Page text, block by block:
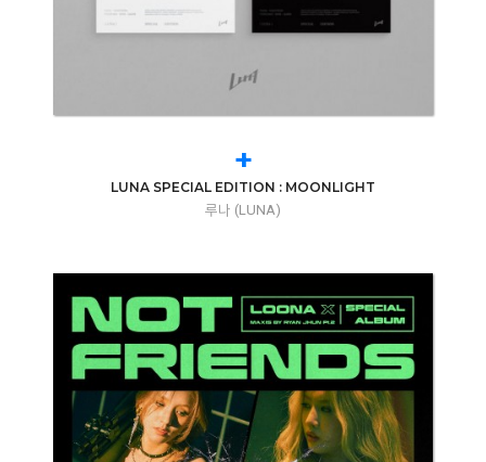
+
LUNA SPECIAL EDITION : MOONLIGHT
루나 (LUNA)